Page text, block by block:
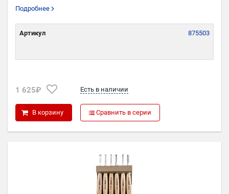
Подробнее
Артикул 875503
1 625₽ Есть в наличии
В корзину Сравнить в серии